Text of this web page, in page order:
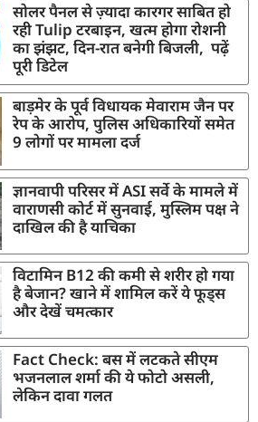
सोलर पैनल से ज़्यादा कारगर साबित हो
रही Tulip टरबाइन, खत्म होगा रोशनी
का झंझट, दिन-रात बनेगी बिजली, पढ़ें
पूरी डिटेल
बाड़मेर के पूर्व विधायक मेवाराम जैन पर
रेप के आरोप, पुलिस अधिकारियों समेत
9 लोगों पर मामला दर्ज
ज्ञानवापी परिसर में ASI सर्वे के मामले में
वाराणसी कोर्ट में सुनवाई, मुस्लिम पक्ष ने
दाखिल की है याचिका
विटामिन B12 की कमी से शरीर हो गया
है बेजान? खाने में शामिल करें ये फूड्स
और देखें चमत्कार
Fact Check: बस में लटकते सीएम
भजनलाल शर्मा की ये फोटो असली,
लेकिन दावा गलत